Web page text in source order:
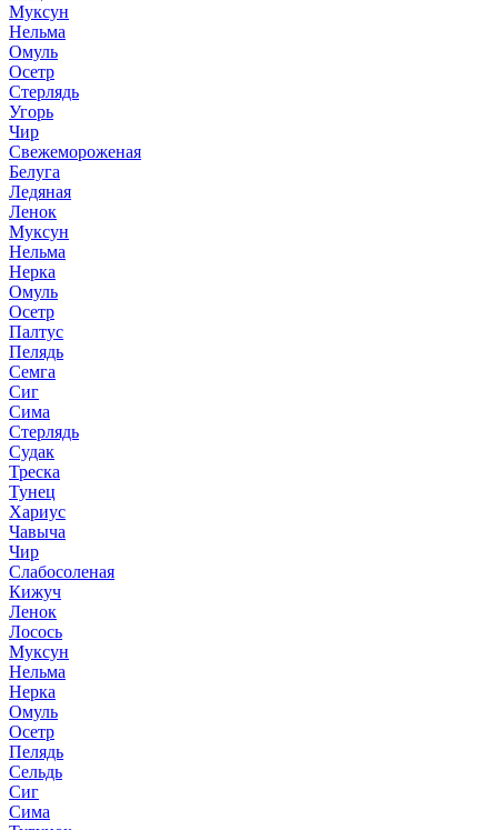
Муксун
Нельма
Омуль
Осетр
Стерлядь
Угорь
Чир
Свежемороженая
Белуга
Ледяная
Ленок
Муксун
Нельма
Нерка
Омуль
Осетр
Палтус
Пелядь
Семга
Сиг
Сима
Стерлядь
Судак
Треска
Тунец
Хариус
Чавыча
Чир
Слабосоленая
Кижуч
Ленок
Лосось
Муксун
Нельма
Нерка
Омуль
Осетр
Пелядь
Сельдь
Сиг
Сима